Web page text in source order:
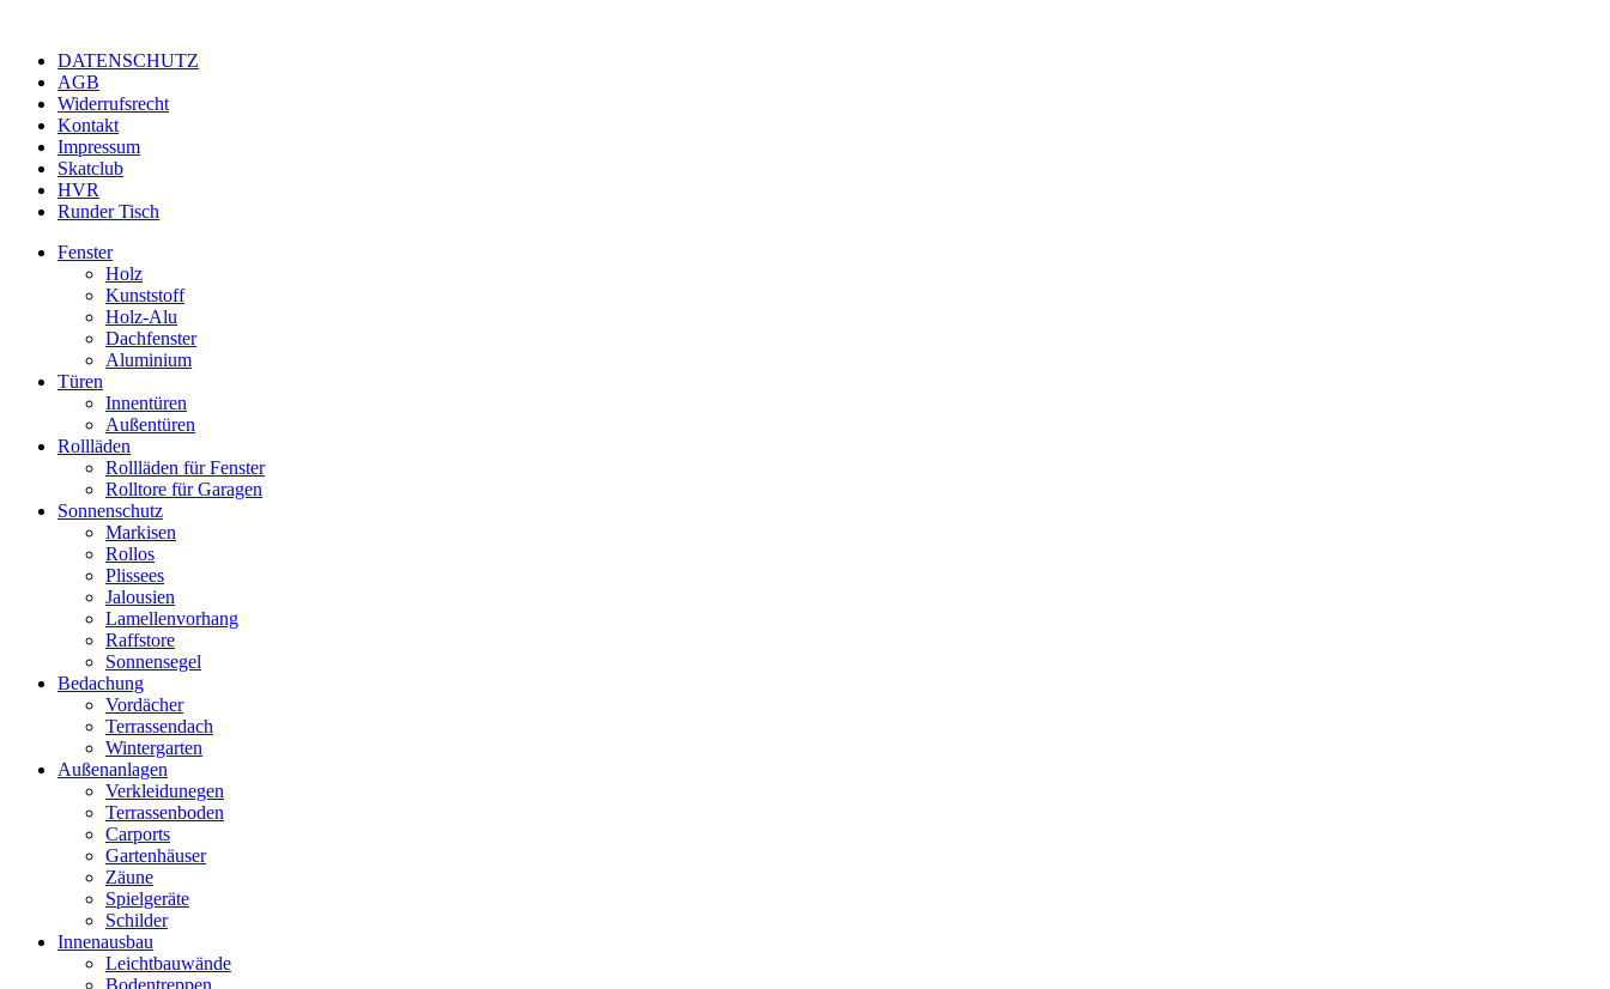
DATENSCHUTZ
AGB
Widerrufsrecht
Kontakt
Impressum
Skatclub
HVR
Runder Tisch
Fenster
Holz
Kunststoff
Holz-Alu
Dachfenster
Aluminium
Türen
Innentüren
Außentüren
Rollläden
Rollläden für Fenster
Rolltore für Garagen
Sonnenschutz
Markisen
Rollos
Plissees
Jalousien
Lamellenvorhang
Raffstore
Sonnensegel
Bedachung
Vordächer
Terrassendach
Wintergarten
Außenanlagen
Verkleidunegen
Terrassenboden
Carports
Gartenhäuser
Zäune
Spielgeräte
Schilder
Innenausbau
Leichtbauwände
Bodentreppen